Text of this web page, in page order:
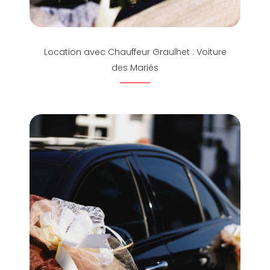
Location avec Chauffeur Graulhet : Voiture
des Mariés